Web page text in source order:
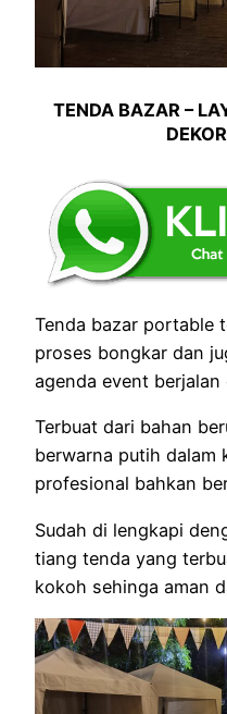
TENDA BAZAR –
Tenda bazar portable
proses bongkar dan
agenda event
Terbuat dari bahan
berwarna putih dalam
profesional bahkan
Sudah di lengkapi
tiang tenda yang
kokoh sehinga aman